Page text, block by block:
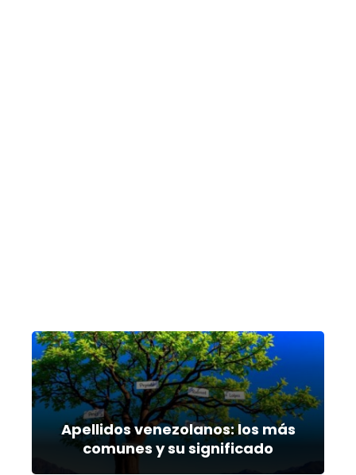
Apellidos venezolanos: los más
comunes y su significado